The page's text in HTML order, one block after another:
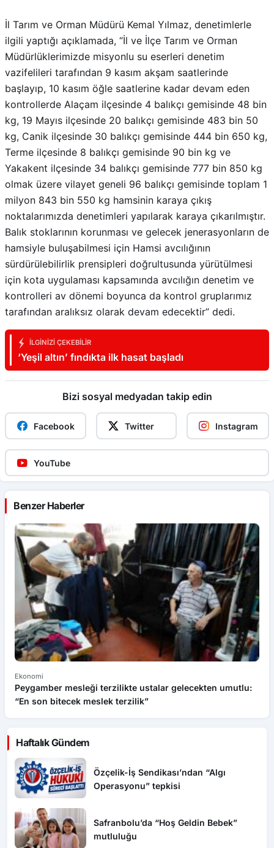
İl Tarım ve Orman Müdürü Kemal Yılmaz, denetimlerle
ilgili yaptığı açıklamada, “İl ve İlçe Tarım ve Orman
Müdürlüklerimizde misyonlu su eserleri denetim
vazifelileri tarafından 9 kasım akşam saatlerinde
başlayıp, 10 kasım öğle saatlerine kadar devam eden
kontrollerde Alaçam ilçesinde 4 balıkçı gemisinde 48 bin
kg, 19 Mayıs ilçesinde 20 balıkçı gemisinde 483 bin 50
kg, Canik ilçesinde 30 balıkçı gemisinde 444 bin 650 kg,
Terme ilçesinde 8 balıkçı gemisinde 90 bin kg ve
Yakakent ilçesinde 34 balıkçı gemisinde 777 bin 850 kg
olmak üzere vilayet geneli 96 balıkçı gemisinde toplam 1
milyon 843 bin 550 kg hamsinin karaya çıkış
noktalarımızda denetimleri yapılarak karaya çıkarılmıştır.
Balık stoklarının korunması ve gelecek jenerasyonların de
hamsiyle buluşabilmesi için Hamsi avcılığının
sürdürülebilirlik prensipleri doğrultusunda yürütülmesi
için kota uygulaması kapsamında avcılığın denetim ve
kontrolleri av dönemi boyunca da kontrol gruplarımız
tarafından aralıksız olarak devam edecektir” dedi.
İLGINIZI ÇEKEBILIR
‘Yeşil altın’ fındıkta ilk hasat başladı
Bizi sosyal medyadan takip edin
Facebook Twitter Instagram
YouTube
Benzer Haberler
Ekonomi
Peygamber mesleği terzilikte ustalar gelecekten umutlu:
“En son bitecek meslek terzilik”
Haftalık Gündem
Özçelik-İş Sendikası’ndan “Algı
Operasyonu” tepkisi
Safranbolu’da “Hoş Geldin Bebek”
mutluluğu